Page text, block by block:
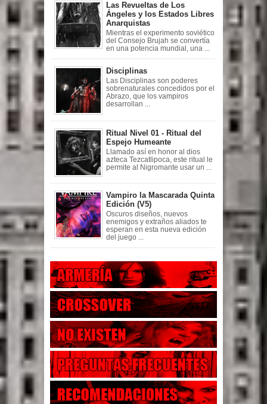
Las Revueltas de Los
Ángeles y los Estados Libres
Anarquistas
Mientras el experimento soviético
del Consejo Brujah se convertía
en una potencia mundial, una ...
Disciplinas
Las Disciplinas son poderes
sobrenaturales concedidos por el
Abrazo, que los vampiros
desarrollan ...
Ritual Nivel 01 - Ritual del
Espejo Humeante
Llamado así en honor al dios
azteca Tezcatlipoca, este ritual le
permite al Nigromante usar un ...
Vampiro la Mascarada Quinta
Edición (V5)
Oscuros diseños, nuevos
enemigos y extraños aliados te
esperan en esta nueva edición
del juego ...